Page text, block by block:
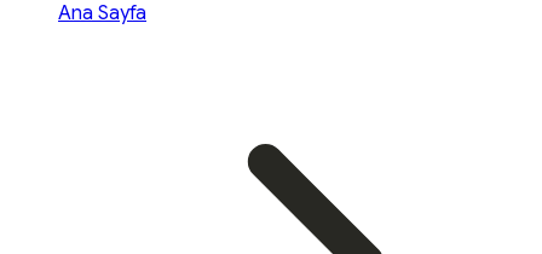
Ana Sayfa